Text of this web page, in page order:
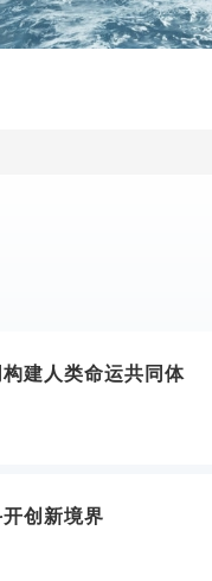
构建人类命运共同体
创新境界